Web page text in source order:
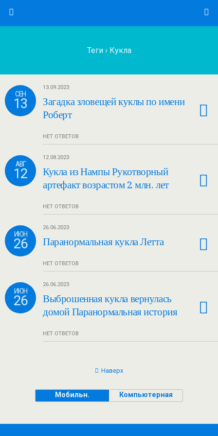
Теги › Кукла
СЕН
13
13.09.2023
Загадка зловещей куклы по имени
Роберт
НЕТ ОТВЕТОВ
АВГ
12
12.08.2023
Кукла из Нампы Рукотворный
артефакт возрастом 2 млн. лет
НЕТ ОТВЕТОВ
ИЮН
26
26.06.2023
Паранормальная кукла Летта
НЕТ ОТВЕТОВ
ИЮН
26
26.06.2023
Выброшенная кукла вернулась
домой Паранормальная история
НЕТ ОТВЕТОВ
Наверх
Мобильн. Компьютерная